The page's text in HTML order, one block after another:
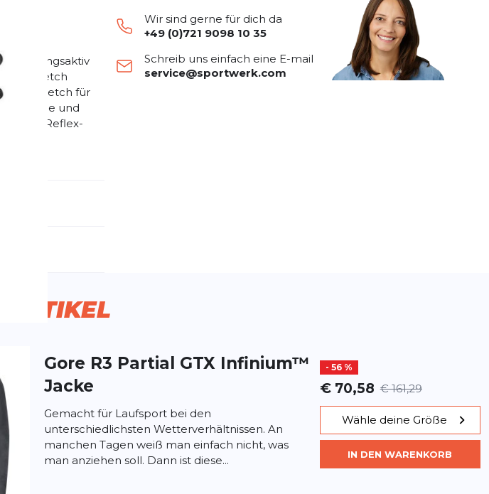
atmungsaktiv
Stretch
Stretch für
Säume und
Reflex-
Wir sind gerne für dich da
+49 (0)721 9098 10 35
Schreib uns einfach eine E-mail
service@sportwerk.com
ARTIKEL
Gore R3 Partial GTX Infinium™
Jacke
- 56 %
€ 70,58 € 161,29
Gemacht für Laufsport bei den
unterschiedlichsten Wetterverhältnissen. An
manchen Tagen weiß man einfach nicht, was
man anziehen soll. Dann ist diese...
Wähle deine Größe
IN DEN WARENKORB